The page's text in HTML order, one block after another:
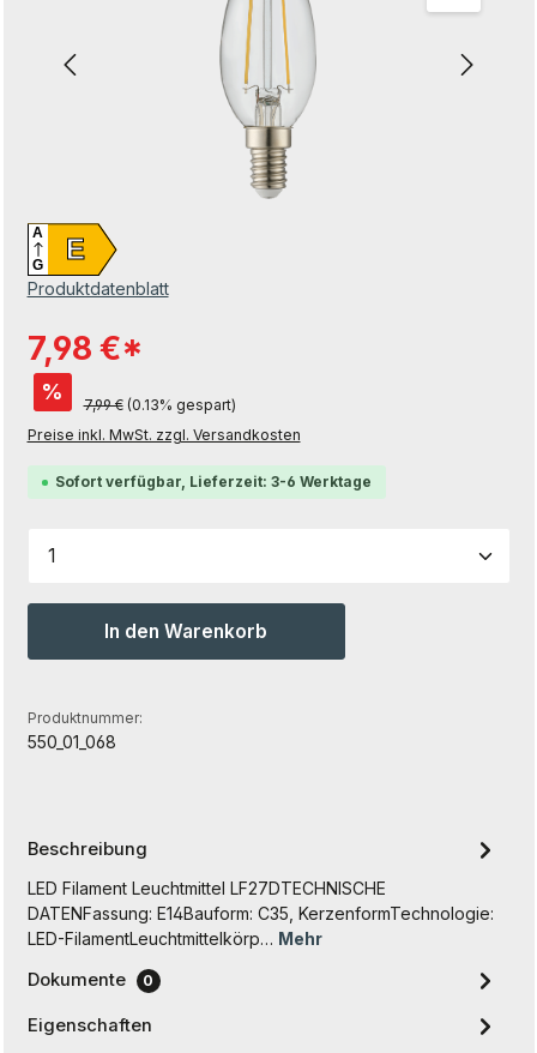
E
A
G
Produktdatenblatt
7,98 €*
%
7,99 € (0.13% gespart)
Preise inkl. MwSt. zzgl. Versandkosten
Sofort verfügbar, Lieferzeit: 3-6 Werktage
Produkt Anzahl: Gib den gewünschten Wert ein
In den Warenkorb
Produktnummer:
550_01_068
Beschreibung
LED Filament Leuchtmittel LF27DTECHNISCHE
DATENFassung: E14Bauform: C35, KerzenformTechnologie:
LED-FilamentLeuchtmittelkörp… Mehr
Dokumente 0
Eigenschaften